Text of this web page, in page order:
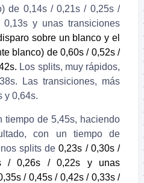
de 0,14s / 0,21s / 0,25s /
y unas transiciones
sobre un blanco y el
blanco) de 0,60s / 0,52s /
Los splits, muy rápidos,
Las transiciones, más
y 0,64s.
tiempo de 5,45s, haciendo
con un tiempo de
splits de0,23s / 0,30s /
/ 0,26s / 0,22s y unas
/ 0,45s / 0,42s / 0,33s /